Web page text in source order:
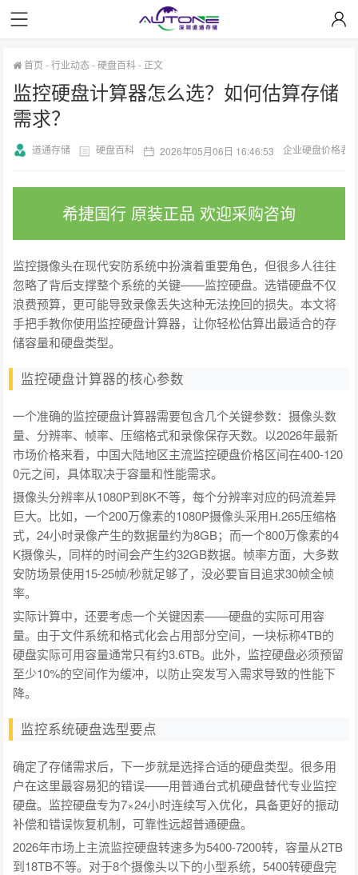
首页 -行业动态-硬盘百科- 正文
监控硬盘计算器怎么选？如何估算存储
需求？
道通存储 硬盘百科 2026年05月06日 16:46:53 企业硬盘价格表
希捷国行 原装正品 欢迎采购咨询
监控摄像头在现代安防系统中扮演着重要角色，但很多人往往
忽略了背后支撑整个系统的关键——监控硬盘。选错硬盘不仅
浪费预算，更可能导致录像丢失这种无法挽回的损失。本文将
手把手教你使用监控硬盘计算器，让你轻松估算出最适合的存
储容量和硬盘类型。
监控硬盘计算器的核心参数
一个准确的监控硬盘计算器需要包含几个关键参数：摄像头数
量、分辨率、帧率、压缩格式和录像保存天数。以2026年最新
市场价格来看，中国大陆地区主流监控硬盘价格区间在400-120
0元之间，具体取决于容量和性能需求。
摄像头分辨率从1080P到8K不等，每个分辨率对应的码流差异
巨大。比如，一个200万像素的1080P摄像头采用H.265压缩格
式，24小时录像产生的数据量约为8GB；而一个800万像素的4
K摄像头，同样的时间会产生约32GB数据。帧率方面，大多数
安防场景使用15-25帧/秒就足够了，没必要盲目追求30帧全帧
率。
实际计算中，还要考虑一个关键因素——硬盘的实际可用容
量。由于文件系统和格式化会占用部分空间，一块标称4TB的
硬盘实际可用容量通常只有约3.6TB。此外，监控硬盘必须预留
至少10%的空间作为缓冲，以防止突发写入需求导致的性能下
降。
监控系统硬盘选型要点
确定了存储需求后，下一步就是选择合适的硬盘类型。很多用
户在这里最容易犯的错误——用普通台式机硬盘替代专业监控
硬盘。监控硬盘专为7×24小时连续写入优化，具备更好的振动
补偿和错误恢复机制，可靠性远超普通硬盘。
2026年市场上主流监控硬盘转速多为5400-7200转，容量从2TB
到18TB不等。对于8个摄像头以下的小型系统，5400转硬盘完